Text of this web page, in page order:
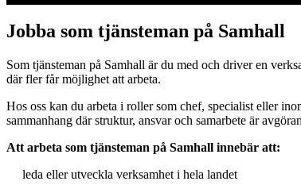
Jobba som tjänsteman på Samhall
Som tjänsteman på Samhall är du med och driver en
där fler får möjlighet att arbeta.
Hos oss kan du arbeta i roller som chef, specialist eller
sammanhang där struktur, ansvar och samarbete är
Att arbeta som tjänsteman på Samhall innebär att:
leda eller utveckla verksamhet i hela landet